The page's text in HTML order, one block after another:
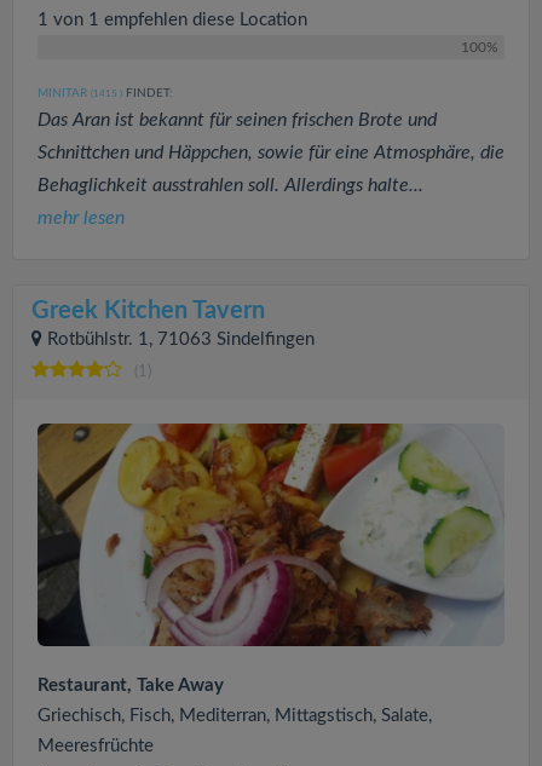
1 von 1 empfehlen diese Location
100%
MINITAR (1415 ) FINDET:
Das Aran ist bekannt für seinen frischen Brote und
Schnittchen und Häppchen, sowie für eine Atmosphäre, die
Behaglichkeit ausstrahlen soll. Allerdings halte...
mehr lesen
Greek Kitchen Tavern
Rotbühlstr. 1, 71063 Sindelfingen
(1)
Restaurant, Take Away
Griechisch, Fisch, Mediterran, Mittagstisch, Salate,
Meeresfrüchte